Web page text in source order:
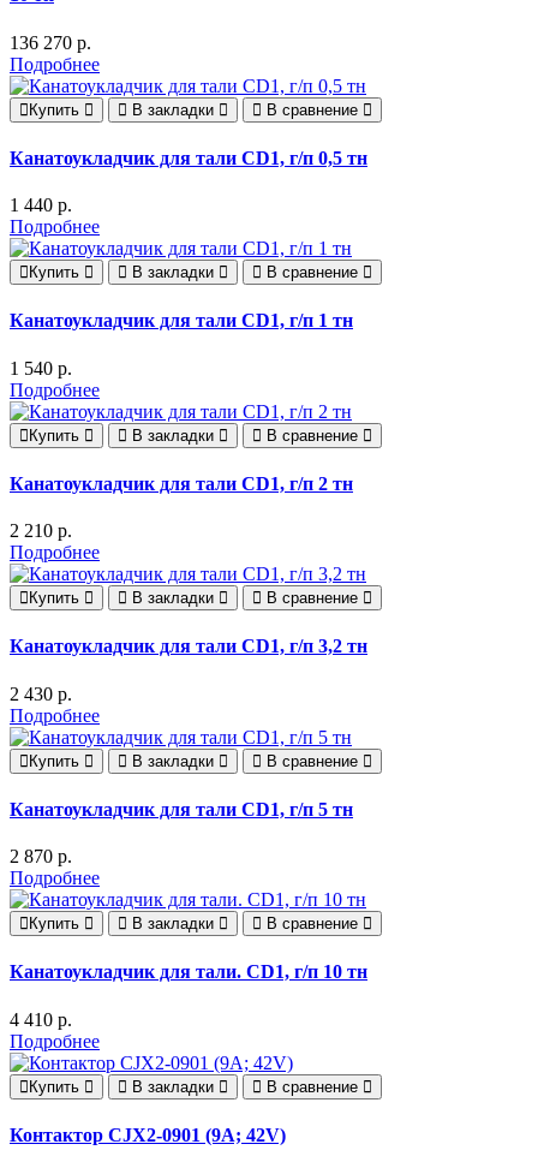
136 270 р.
Подробнее
Купить В закладки В сравнение
Канатоукладчик для тали CD1, г/п 0,5 тн
1 440 р.
Подробнее
Купить В закладки В сравнение
Канатоукладчик для тали CD1, г/п 1 тн
1 540 р.
Подробнее
Купить В закладки В сравнение
Канатоукладчик для тали CD1, г/п 2 тн
2 210 р.
Подробнее
Купить В закладки В сравнение
Канатоукладчик для тали CD1, г/п 3,2 тн
2 430 р.
Подробнее
Купить В закладки В сравнение
Канатоукладчик для тали CD1, г/п 5 тн
2 870 р.
Подробнее
Купить В закладки В сравнение
Канатоукладчик для тали. CD1, г/п 10 тн
4 410 р.
Подробнее
Купить В закладки В сравнение
Контактор CJX2-0901 (9A; 42V)